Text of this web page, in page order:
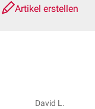
Artikel erstellen
David L.